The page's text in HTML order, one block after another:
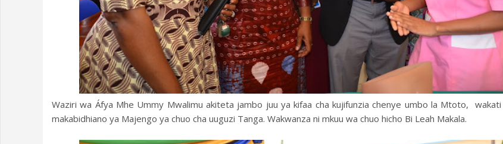
Waziri wa Áfya Mhe Ummy Mwalimu akiteta jambo juu ya kifaa cha kujifunzia chenye umbo la Mtoto,
makabidhiano ya Majengo ya chuo cha uuguzi Tanga. Wakwanza ni mkuu wa chuo hicho Bi Leah Makala.